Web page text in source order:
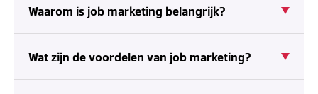
Waarom is job marketing belangrijk?
Wat zijn de voordelen van job marketing?